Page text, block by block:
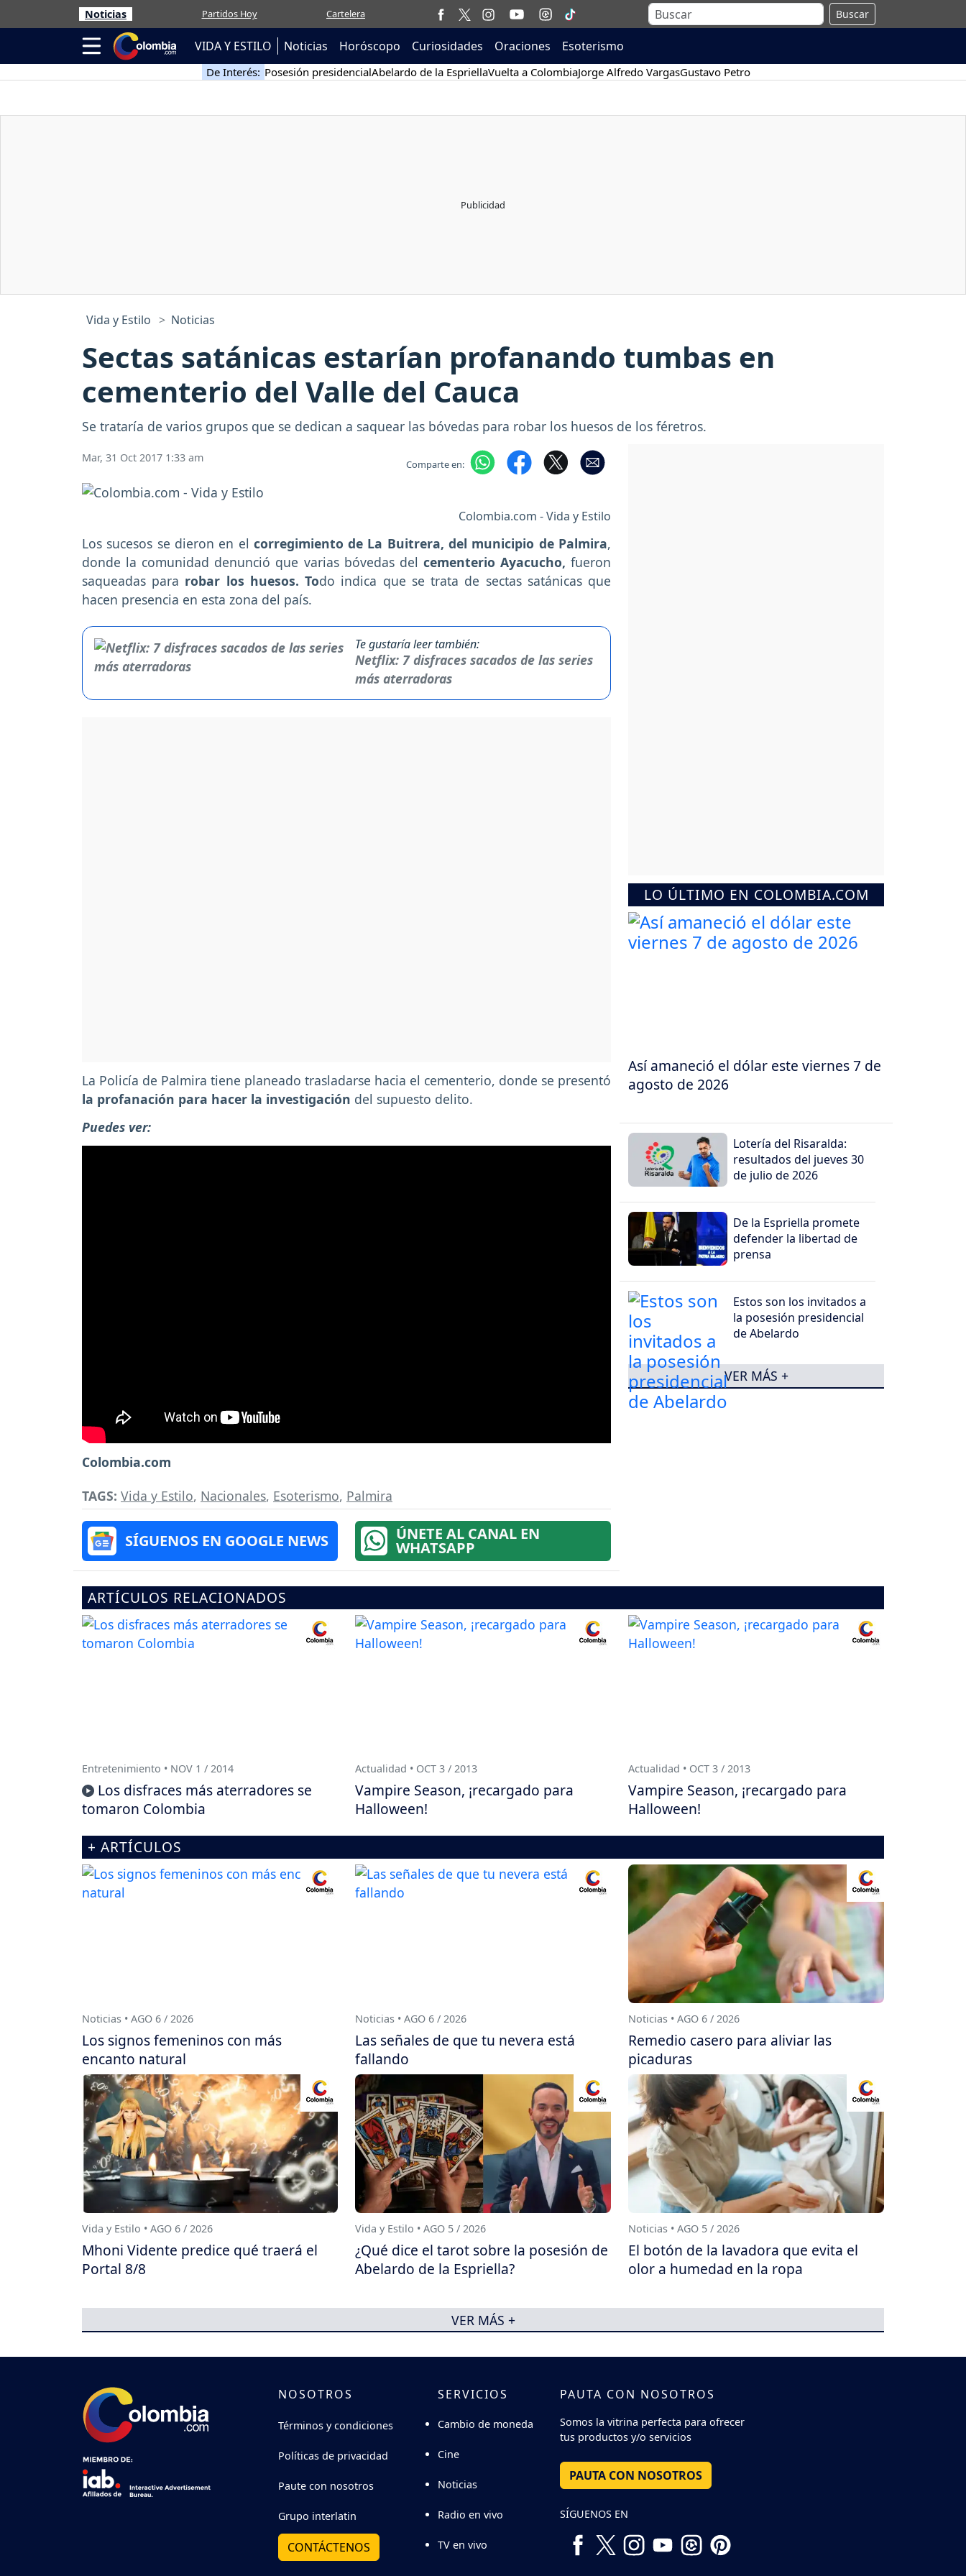
Noticias Partidos Hoy Cartelera Buscar
VIDA Y ESTILO Noticias Horóscopo Curiosidades Oraciones Esoterismo
De Interés: Posesión presidencialAbelardo de la EspriellaVuelta a ColombiaJorge Alfredo VargasGustavo Petro
Vida y Estilo Noticias
Sectas satánicas estarían profanando tumbas en
cementerio del Valle del Cauca
Se trataría de varios grupos que se dedican a saquear las bóvedas para robar los huesos de los féretros.
Mar, 31 Oct 2017 1:33 am Comparte en:
Colombia.com - Vida y Estilo
Los sucesos se dieron en el corregimiento de La Buitrera, del municipio de Palmira,
donde la comunidad denunció que varias bóvedas del cementerio Ayacucho, fueron
saqueadas para robar los huesos. Todo indica que se trata de sectas satánicas que
hacen presencia en esta zona del país.
Te gustaría leer también:
Netflix: 7 disfraces sacados de las series
más aterradoras
La Policía de Palmira tiene planeado trasladarse hacia el cementerio, donde se presentó
la profanación para hacer la investigación del supuesto delito.
Puedes ver:
Colombia.com
TAGS: Vida y Estilo, Nacionales, Esoterismo, Palmira
SÍGUENOS EN GOOGLE NEWS ÚNETE AL CANAL EN
WHATSAPP
LO ÚLTIMO EN COLOMBIA.COM
Así amaneció el dólar este viernes 7 de
agosto de 2026
Lotería del Risaralda:
resultados del jueves 30
de julio de 2026
De la Espriella promete
defender la libertad de
prensa
Estos son los invitados a
la posesión presidencial
de Abelardo
VER MÁS +
ARTÍCULOS RELACIONADOS
Entretenimiento • NOV 1 / 2014
Los disfraces más aterradores se
tomaron Colombia
Actualidad • OCT 3 / 2013
Vampire Season, ¡recargado para
Halloween!
Actualidad • OCT 3 / 2013
Vampire Season, ¡recargado para
Halloween!
+ ARTÍCULOS
Noticias • AGO 6 / 2026
Los signos femeninos con más
encanto natural
Noticias • AGO 6 / 2026
Las señales de que tu nevera está
fallando
Noticias • AGO 6 / 2026
Remedio casero para aliviar las
picaduras
Vida y Estilo • AGO 6 / 2026
Mhoni Vidente predice qué traerá el
Portal 8/8
Vida y Estilo • AGO 5 / 2026
¿Qué dice el tarot sobre la posesión de
Abelardo de la Espriella?
Noticias • AGO 5 / 2026
El botón de la lavadora que evita el
olor a humedad en la ropa
VER MÁS +
NOSOTROS
Términos y condiciones
Políticas de privacidad
Paute con nosotros
Grupo interlatin
CONTÁCTENOS
SERVICIOS
Cambio de moneda
Cine
Noticias
Radio en vivo
TV en vivo
PAUTA CON NOSOTROS
Somos la vitrina perfecta para ofrecer
tus productos y/o servicios
PAUTA CON NOSOTROS
SÍGUENOS EN